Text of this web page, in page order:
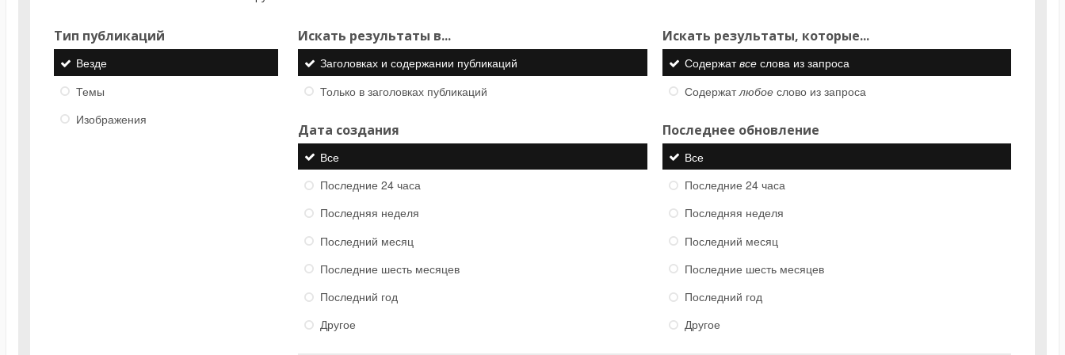
Тип публикаций
Везде
Темы
Изображения
Искать результаты в...
Заголовках и содержании публикаций
Только в заголовках публикаций
Искать результаты, которые...
Содержатвсеслова из запроса
Содержатлюбоеслово из запроса
Дата создания
Все
Последние 24 часа
Последняя неделя
Последний месяц
Последние шесть месяцев
Последний год
Другое
Последнее обновление
Все
Последние 24 часа
Последняя неделя
Последний месяц
Последние шесть месяцев
Последний год
Другое